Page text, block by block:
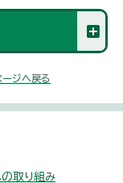
ージへ戻る
の取り組み